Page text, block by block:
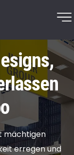
mächtigen
erregen und